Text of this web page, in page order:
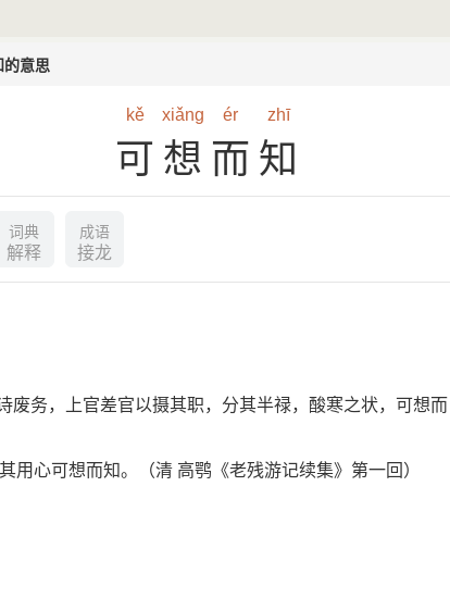
意思
kě xiǎng ér zhī
可想而知
词典
解释
成语
接龙
废务，上官差官以摄其职，分其半禄，酸寒之状，可想而
心可想而知。（清 高鹗《老残游记续集》第一回）